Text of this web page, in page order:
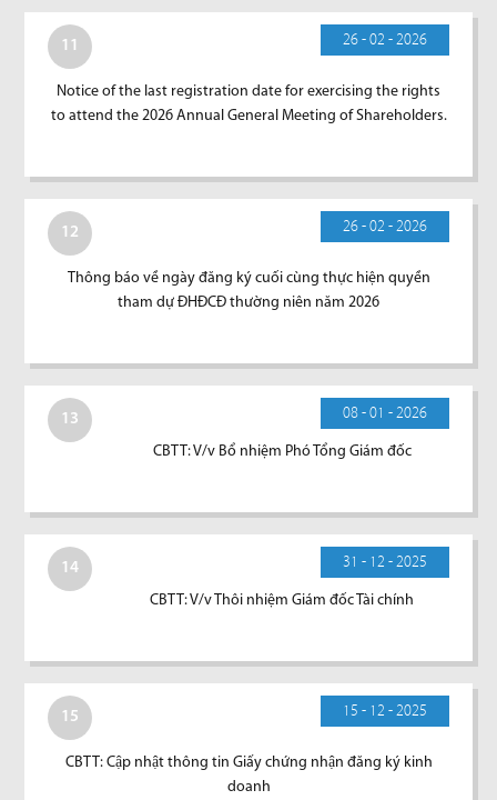
11 26 - 02 - 2026
Notice of the last registration date for exercising the rights
to attend the 2026 Annual General Meeting of Shareholders.
12 26 - 02 - 2026
Thông báo về ngày đăng ký cuối cùng thực hiện quyền
tham dự ĐHĐCĐ thường niên năm 2026
13 08 - 01 - 2026
CBTT: V/v Bổ nhiệm Phó Tổng Giám đốc
14 31 - 12 - 2025
CBTT: V/v Thôi nhiệm Giám đốc Tài chính
15 15 - 12 - 2025
CBTT: Cập nhật thông tin Giấy chứng nhận đăng ký kinh
doanh